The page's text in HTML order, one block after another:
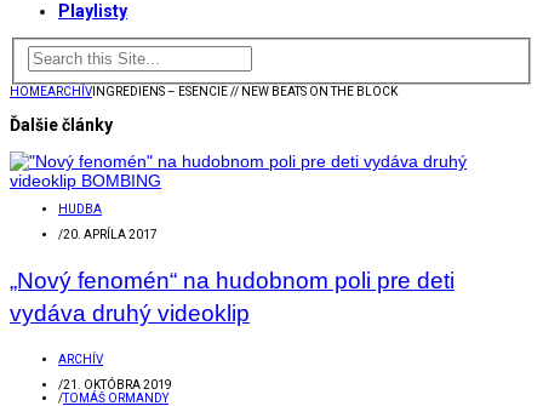
Playlisty
HOMEARCHÍV INGREDIENS – ESENCIE // NEW BEATS ON THE BLOCK
Ďalšie články
HUDBA
/20. APRÍLA 2017
„Nový fenomén“ na hudobnom poli pre deti
vydáva druhý videoklip
ARCHÍV
/21. OKTÓBRA 2019
/TOMÁŠ ORMANDY